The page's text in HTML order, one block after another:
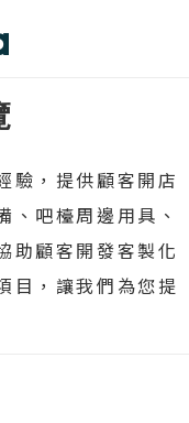
驗，提供顧客開店
、吧檯周邊用具、
助顧客開發客製化
目，讓我們為您提